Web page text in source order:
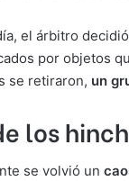
el árbitro
por objetos
se retiraron, un
los
se volvió un